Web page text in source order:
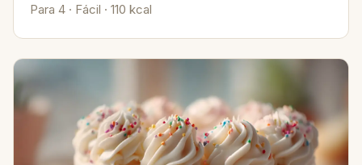
Para 4 · Fácil · 110 kcal